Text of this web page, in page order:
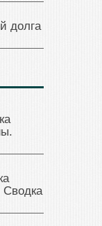
долга
Сводка